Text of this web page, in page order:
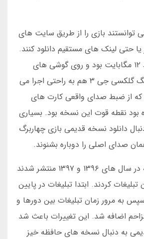
توانستند بازی را از طریق سایت های
یا حتی لینک های مستقیم دانلود کنند.
حجم اپلیکیشن فقط ۱۲ مگابایت بود و روی گوشی های
قدیمی مثل سامسونگ گلکسی جی ۳ هم به راحتی اجرا می
از ضبط صدای واقعی کارت های
بود نقطه قوت این نسخه بود. بسیاری
دنبال دانلود نسخه قدیمی بازی چهاربرگ
نسخه های بعدی که در سال های ۱۳۹۶ و ۱۳۹۷ منتشر شدند
کردند. ابتدا تبلیغات در پایین
به مرور زمان تبلیغات بین دورها و
اضافه شد. این تغییرات باعث شد
به دنبال نسخه های حافظه خیز